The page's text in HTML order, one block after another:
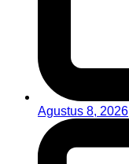
Agustus 8, 2026